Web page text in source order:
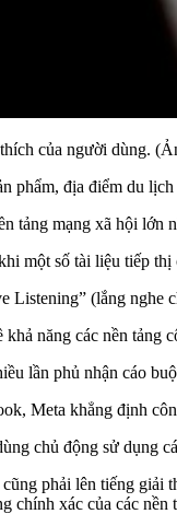
của người dùng.
phẩm, địa điểm du
tảng mạng xã hội lớn
một số tài liệu tiếp
Listening” (lắng
năng các nền
lần phủ nhận cáo
Meta khẳng định
chủ động sử dụng
phải lên tiếng
chính xác của các nền